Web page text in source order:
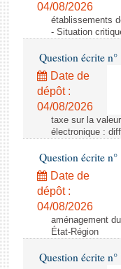
Questions écrites et
Comptes rendus
04/08/2026
établissements
- Situation
Question écrite
Date de
dépôt :
04/08/2026
taxe sur la
électronique :
Question écrite
Date de
dépôt :
04/08/2026
aménagement
État-Région
Question écrite